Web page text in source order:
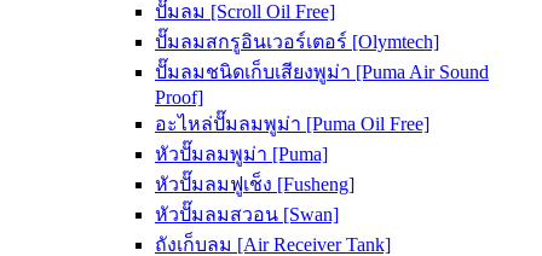
ปั๊มลม [Scroll Oil Free]
ปั๊มลมสกรูอินเวอร์เตอร์ [Olymtech]
ปั๊มลมชนิดเก็บเสียงพูม่า [Puma Air Sound
Proof]
อะไหล่ปั๊มลมพูม่า [Puma Oil Free]
หัวปั๊มลมพูม่า [Puma]
หัวปั๊มลมฟูเช็ง [Fusheng]
หัวปั๊มลมสวอน [Swan]
ถังเก็บลม [Air Receiver Tank]